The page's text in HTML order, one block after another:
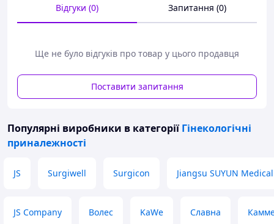
Відгуки (0) Запитання (0)
Ще не було відгуків про товар у цього продавця
Поставити запитання
Популярні виробники в категорії Гінекологічні
приналежності
JS Surgiwell Surgicon Jiangsu SUYUN
JS Company Волес KaWe Славна